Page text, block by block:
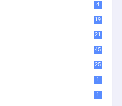
4
19
21
45
25
1
1